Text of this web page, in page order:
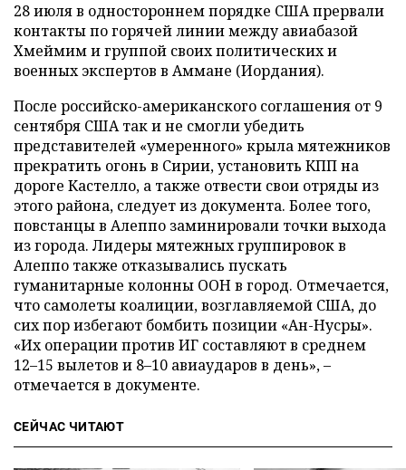
28 июля в одностороннем порядке США прервали
контакты по горячей линии между авиабазой
Хмеймим и группой своих политических и
военных экспертов в Аммане (Иордания).
После российско-американского соглашения от 9
сентября США так и не смогли убедить
представителей «умеренного» крыла мятежников
прекратить огонь в Сирии, установить КПП на
дороге Кастелло, а также отвести свои отряды из
этого района, следует из документа. Более того,
повстанцы в Алеппо заминировали точки выхода
из города. Лидеры мятежных группировок в
Алеппо также отказывались пускать
гуманитарные колонны ООН в город. Отмечается,
что самолеты коалиции, возглавляемой США, до
сих пор избегают бомбить позиции «Ан-Нусры».
«Их операции против ИГ составляют в среднем
12–15 вылетов и 8–10 авиаударов в день», –
отмечается в документе.
СЕЙЧАС ЧИТАЮТ